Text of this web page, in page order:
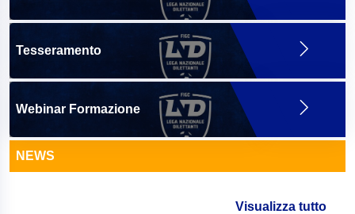
Tesseramento
Webinar Formazione
NEWS
Visualizza tutto